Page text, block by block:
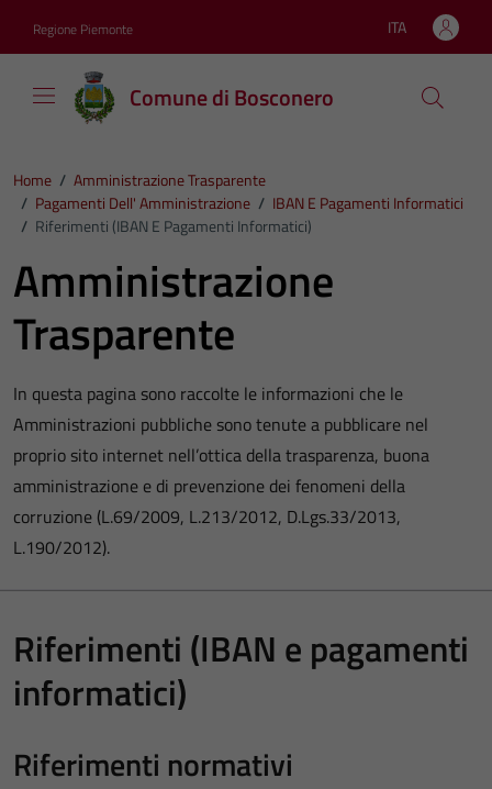
Regione Piemonte Lingua attiva:
ITA
Comune di Bosconero
Home / Amministrazione Trasparente
/ Pagamenti Dell' Amministrazione / IBAN E Pagamenti Informatici
/ Riferimenti (IBAN E Pagamenti Informatici)
Amministrazione
Trasparente
In questa pagina sono raccolte le informazioni che le
Amministrazioni pubbliche sono tenute a pubblicare nel
proprio sito internet nell’ottica della trasparenza, buona
amministrazione e di prevenzione dei fenomeni della
corruzione (L.69/2009, L.213/2012, D.Lgs.33/2013,
L.190/2012).
Riferimenti (IBAN e pagamenti
informatici)
Riferimenti normativi